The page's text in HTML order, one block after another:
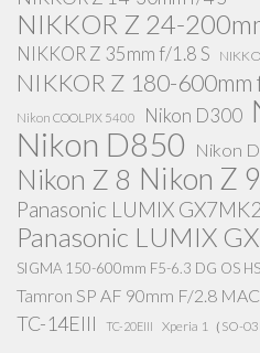
NIKKOR Z 24-
NIKKOR Z 35mm f/1.8 S
NIKKOR Z 180-600mm
Nikon COOLPIX 5400 Nikon D300
Nikon D850 Nikon
Nikon Z 8 Nikon Z 9
Panasonic LUMIX GX7MK2
Panasonic LUMIX
SIGMA 150-600mm F5-6.3 DG OS
Tamron SP AF 90mm F/2.8
TC-14EIII TC-20EIII Xperia 1（SO-